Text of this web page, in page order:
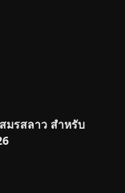
มรสลาว สำหรับ